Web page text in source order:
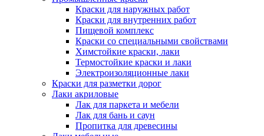
Краски для наружных работ
Краски для внутренних работ
Пищевой комплекс
Краски со специальными свойствами
Химстойкие краски, лаки
Термостойкие краски и лаки
Электроизоляционные лаки
Краски для разметки дорог
Лаки акриловые
Лак для паркета и мебели
Лак для бань и саун
Пропитка для древесины